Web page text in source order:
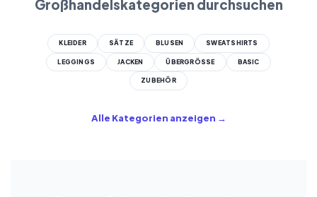
Großhandelskategorien durchsuchen
KLEIDER SÄTZE BLUSEN SWEATSHIRTS
LEGGINGS JACKEN ÜBERGRÖSSE BASIC
ZUBEHÖR
Alle Kategorien anzeigen →